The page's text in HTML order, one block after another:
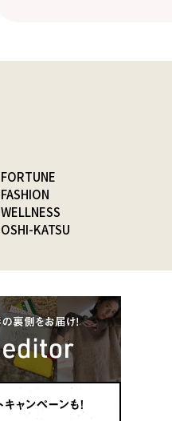
FORTUNE
FASHION
WELLNESS
OSHI-KATSU